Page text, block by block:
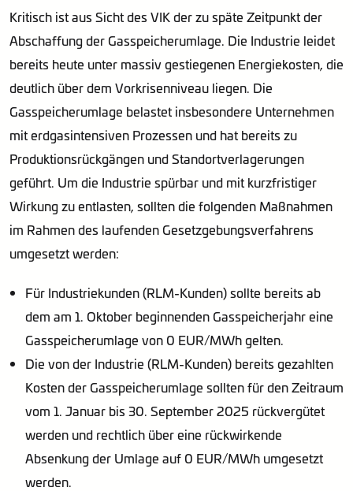
Kritisch ist aus Sicht des VIK der zu späte Zeitpunkt der
Abschaffung der Gasspeicherumlage. Die Industrie leidet
bereits heute unter massiv gestiegenen Energiekosten, die
deutlich über dem Vorkrisenniveau liegen. Die
Gasspeicherumlage belastet insbesondere Unternehmen
mit erdgasintensiven Prozessen und hat bereits zu
Produktionsrückgängen und Standortverlagerungen
geführt. Um die Industrie spürbar und mit kurzfristiger
Wirkung zu entlasten, sollten die folgenden Maßnahmen
im Rahmen des laufenden Gesetzgebungsverfahrens
umgesetzt werden:
Für Industriekunden (RLM-Kunden) sollte bereits ab
dem am 1. Oktober beginnenden Gasspeicherjahr eine
Gasspeicherumlage von 0 EUR/MWh gelten.
Die von der Industrie (RLM-Kunden) bereits gezahlten
Kosten der Gasspeicherumlage sollten für den Zeitraum
vom 1. Januar bis 30. September 2025 rückvergütet
werden und rechtlich über eine rückwirkende
Absenkung der Umlage auf 0 EUR/MWh umgesetzt
werden.